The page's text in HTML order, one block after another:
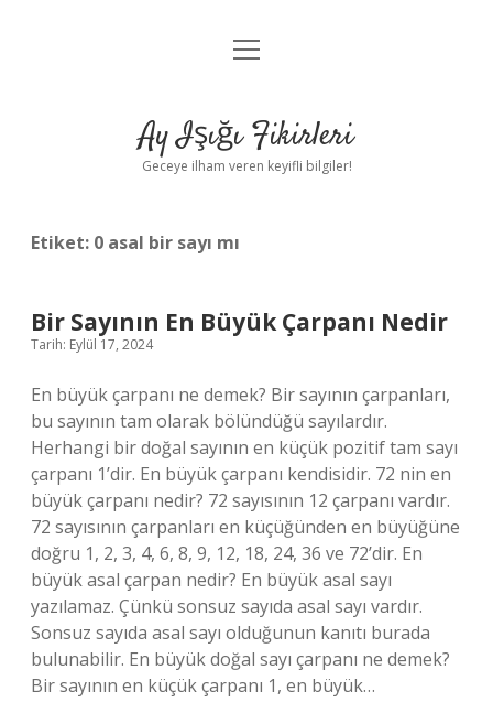
Anasayfa
Yasal Uyarı
menüyü
Ay Işığı Fikirleri
Geceye ilham veren keyifli bilgiler!
Etiket: 0 asal bir sayı mı
Bir Sayının En Büyük Çarpanı Nedir
Tarih: Eylül 17, 2024
En büyük çarpanı ne demek? Bir sayının çarpanları,
bu sayının tam olarak bölündüğü sayılardır.
Herhangi bir doğal sayının en küçük pozitif tam sayı
çarpanı 1’dir. En büyük çarpanı kendisidir. 72 nin en
büyük çarpanı nedir? 72 sayısının 12 çarpanı vardır.
72 sayısının çarpanları en küçüğünden en büyüğüne
doğru 1, 2, 3, 4, 6, 8, 9, 12, 18, 24, 36 ve 72’dir. En
büyük asal çarpan nedir? En büyük asal sayı
yazılamaz. Çünkü sonsuz sayıda asal sayı vardır.
Sonsuz sayıda asal sayı olduğunun kanıtı burada
bulunabilir. En büyük doğal sayı çarpanı ne demek?
Bir sayının en küçük çarpanı 1, en büyük…